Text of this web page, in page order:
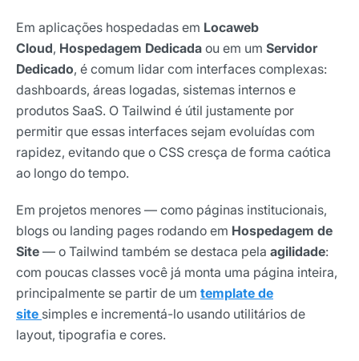
Em aplicações hospedadas em Locaweb
Cloud, Hospedagem Dedicada ou em um Servidor
Dedicado, é comum lidar com interfaces complexas:
dashboards, áreas logadas, sistemas internos e
produtos SaaS. O Tailwind é útil justamente por
permitir que essas interfaces sejam evoluídas com
rapidez, evitando que o CSS cresça de forma caótica
ao longo do tempo.
Em projetos menores — como páginas institucionais,
blogs ou landing pages rodando em Hospedagem de
Site — o Tailwind também se destaca pela agilidade:
com poucas classes você já monta uma página inteira,
principalmente se partir de um template de
site simples e incrementá-lo usando utilitários de
layout, tipografia e cores.